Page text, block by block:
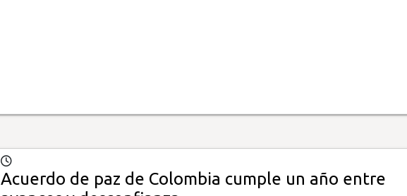
Acuerdo de paz de Colombia cumple un año entre